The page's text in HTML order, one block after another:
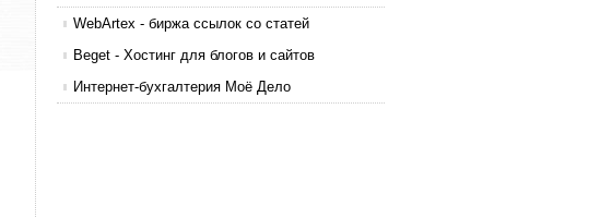
WebArtex - биржа ссылок со статей
Beget - Хостинг для блогов и сайтов
Интернет-бухгалтерия Моё Дело